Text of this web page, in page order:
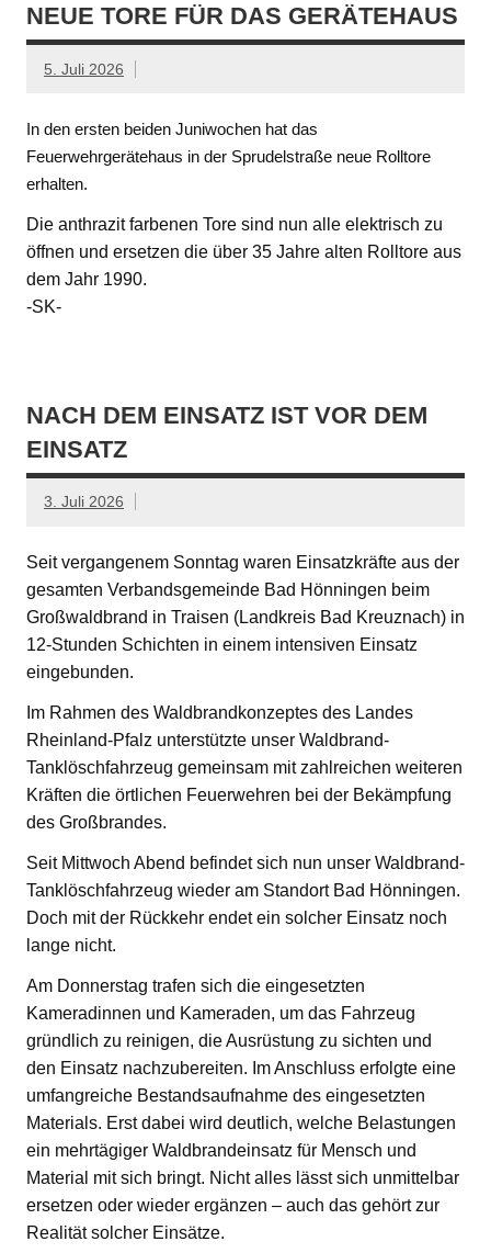
NEUE TORE FÜR DAS GERÄTEHAUS
5. Juli 2026
In den ersten beiden Juniwochen hat das
Feuerwehrgerätehaus in der Sprudelstraße neue Rolltore
erhalten.
Die anthrazit farbenen Tore sind nun alle elektrisch zu
öffnen und ersetzen die über 35 Jahre alten Rolltore aus
dem Jahr 1990.
-SK-
NACH DEM EINSATZ IST VOR DEM
EINSATZ
3. Juli 2026
Seit vergangenem Sonntag waren Einsatzkräfte aus der
gesamten Verbandsgemeinde Bad Hönningen beim
Großwaldbrand in Traisen (Landkreis Bad Kreuznach) in
12-Stunden Schichten in einem intensiven Einsatz
eingebunden.
Im Rahmen des Waldbrandkonzeptes des Landes
Rheinland-Pfalz unterstützte unser Waldbrand-
Tanklöschfahrzeug gemeinsam mit zahlreichen weiteren
Kräften die örtlichen Feuerwehren bei der Bekämpfung
des Großbrandes.
Seit Mittwoch Abend befindet sich nun unser Waldbrand-
Tanklöschfahrzeug wieder am Standort Bad Hönningen.
Doch mit der Rückkehr endet ein solcher Einsatz noch
lange nicht.
Am Donnerstag trafen sich die eingesetzten
Kameradinnen und Kameraden, um das Fahrzeug
gründlich zu reinigen, die Ausrüstung zu sichten und
den Einsatz nachzubereiten. Im Anschluss erfolgte eine
umfangreiche Bestandsaufnahme des eingesetzten
Materials. Erst dabei wird deutlich, welche Belastungen
ein mehrtägiger Waldbrandeinsatz für Mensch und
Material mit sich bringt. Nicht alles lässt sich unmittelbar
ersetzen oder wieder ergänzen – auch das gehört zur
Realität solcher Einsätze.